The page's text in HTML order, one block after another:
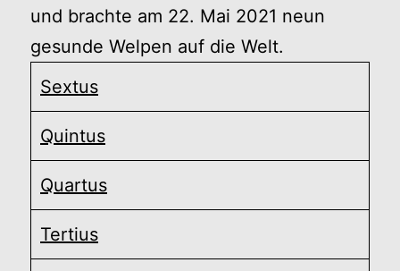
und brachte am 22. Mai 2021 neun
gesunde Welpen auf die Welt.
Sextus
Quintus
Quartus
Tertius